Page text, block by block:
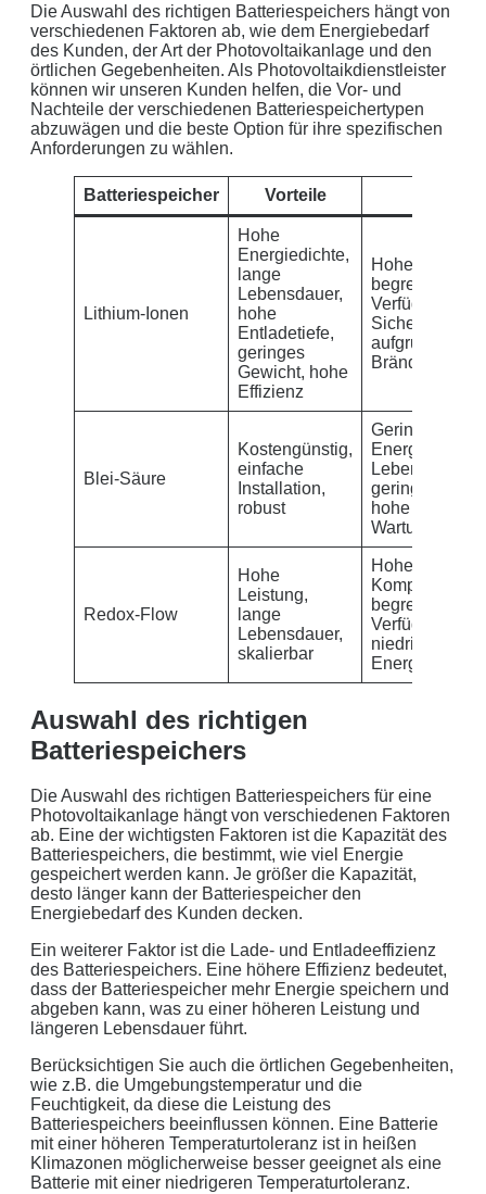
Die Auswahl des richtigen Batteriespeichers hängt von
verschiedenen Faktoren ab, wie dem Energiebedarf
des Kunden, der Art der Photovoltaikanlage und den
örtlichen Gegebenheiten. Als Photovoltaikdienstleister
können wir unseren Kunden helfen, die Vor- und
Nachteile der verschiedenen Batteriespeichertypen
abzuwägen und die beste Option für ihre spezifischen
Anforderungen zu wählen.
Batteriespeicher Vorteile
Lithium-Ionen
Hohe
Energiedichte,
lange
Lebensdauer,
hohe
Entladetiefe,
geringes
Gewicht, hohe
Effizienz
Hohe
begrenzte
Verfügbarkeit,
aufgrund von
Bränden
Blei-Säure
Kostengünstig,
einfache
Installation,
robust
Geringe
Lebensdauer,
geringe
hohe
Redox-Flow
Hohe
Leistung,
lange
Lebensdauer,
skalierbar
Hohe Kosten,
Komplexität,
begrenzte
Verfügbarkeit,
niedrige
Energiedichte
Auswahl des richtigen
Batteriespeichers
Die Auswahl des richtigen Batteriespeichers für eine
Photovoltaikanlage hängt von verschiedenen Faktoren
ab. Eine der wichtigsten Faktoren ist die Kapazität des
Batteriespeichers, die bestimmt, wie viel Energie
gespeichert werden kann. Je größer die Kapazität,
desto länger kann der Batteriespeicher den
Energiebedarf des Kunden decken.
Ein weiterer Faktor ist die Lade- und Entladeeffizienz
des Batteriespeichers. Eine höhere Effizienz bedeutet,
dass der Batteriespeicher mehr Energie speichern und
abgeben kann, was zu einer höheren Leistung und
längeren Lebensdauer führt.
Berücksichtigen Sie auch die örtlichen Gegebenheiten,
wie z.B. die Umgebungstemperatur und die
Feuchtigkeit, da diese die Leistung des
Batteriespeichers beeinflussen können. Eine Batterie
mit einer höheren Temperaturtoleranz ist in heißen
Klimazonen möglicherweise besser geeignet als eine
Batterie mit einer niedrigeren Temperaturtoleranz.